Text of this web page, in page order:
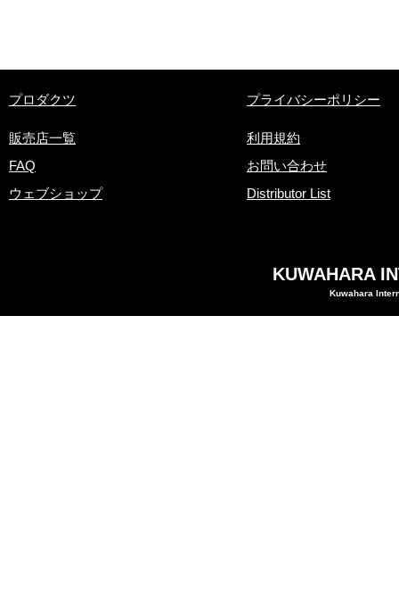
​プロダクツ
販売店一覧
FAQ
ウェブショップ
プライバシーポリシー
利用規約
お問い合わせ
Distributor List
Kuwahara
KUWAHARA